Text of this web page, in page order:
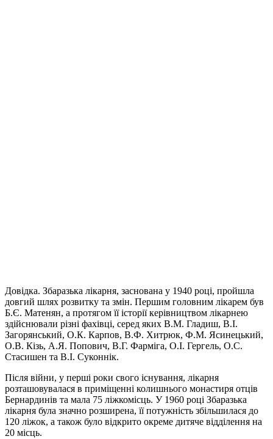
Довідка. Збаразька лікарня, заснована у 1940 році, пройшла
довгий шлях розвитку та змін. Першим головним лікарем був
Б.Є. Матенян, а протягом її історії керівництвом лікарнею
здійснювали різні фахівці, серед яких В.М. Гладиш, В.І.
Загорянський, О.К. Карпов, В.Ф. Хитрюк, Ф.М. Ясинецький,
О.В. Кізь, А.Я. Попович, В.Г. Фарміга, О.І. Гергель, О.С.
Стасишен та В.І. Суконнік.
Після війни, у перші роки свого існування, лікарня
розташовувалася в приміщенні колишнього монастиря отців
Бернардинів та мала 75 ліжкомісць. У 1960 році Збаразька
лікарня була значно розширена, її потужність збільшилася до
120 ліжок, а також було відкрито окреме дитяче відділення на
20 місць.